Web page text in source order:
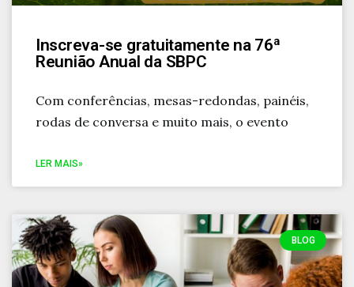
Inscreva-se gratuitamente na 76ª
Reunião Anual da SBPC
Com conferências, mesas-redondas, painéis,
rodas de conversa e muito mais, o evento
LER MAIS»
BLOG